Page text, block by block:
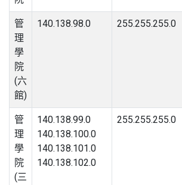
管
理
學
院
(六
館)
140.138.98.0 255.255.255.0
管
理
學
院
(三
140.138.99.0
140.138.100.0
140.138.101.0
140.138.102.0
255.255.255.0